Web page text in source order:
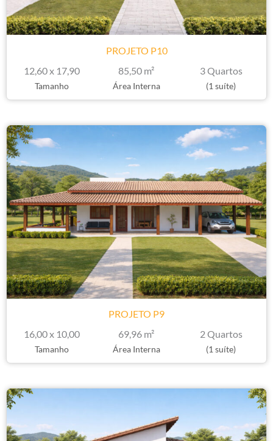
PROJETO P10
12,60 x 17,90
Tamanho
85,50 m²
Área Interna
3 Quartos
(1 suíte)
PROJETO P9
16,00 x 10,00
Tamanho
69,96 m²
Área Interna
2 Quartos
(1 suíte)